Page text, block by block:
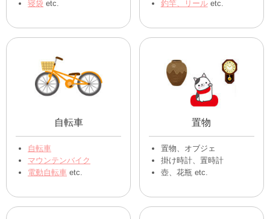
寝袋 etc.
釣竿、リールetc.
自転車
自転車
マウンテンバイク
電動自転車 etc.
置物
置物、オブジェ
掛け時計、置時計
壺、花瓶 etc.